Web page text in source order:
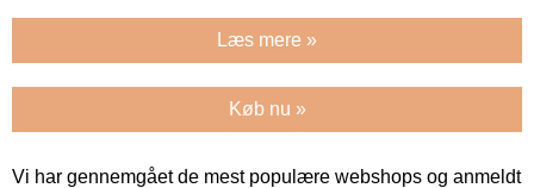
Læs mere »
Køb nu »
Vi har gennemgået de mest populære webshops og anmeldt